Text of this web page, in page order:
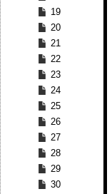
19
20
21
22
23
24
25
26
27
28
29
30